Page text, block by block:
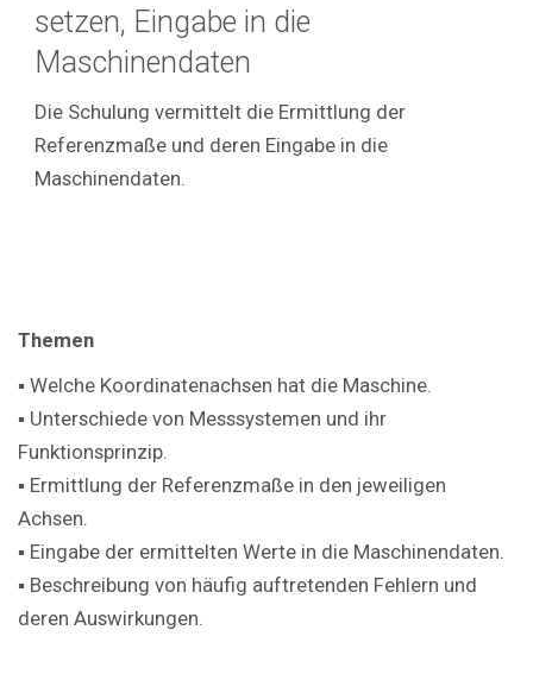
setzen, Eingabe in die
Maschinendaten
Die Schulung vermittelt die Ermittlung der
Referenzmaße und deren Eingabe in die
Maschinendaten.
Themen
▪ Welche Koordinatenachsen hat die Maschine.
▪ Unterschiede von Messsystemen und ihr
Funktionsprinzip.
▪ Ermittlung der Referenzmaße in den jeweiligen
Achsen.
▪ Eingabe der ermittelten Werte in die Maschinendaten.
▪ Beschreibung von häufig auftretenden Fehlern und
deren Auswirkungen.